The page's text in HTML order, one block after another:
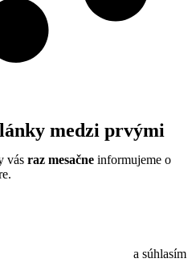
medzi prvými
vás raz mesačne informujeme o
a súhlasím